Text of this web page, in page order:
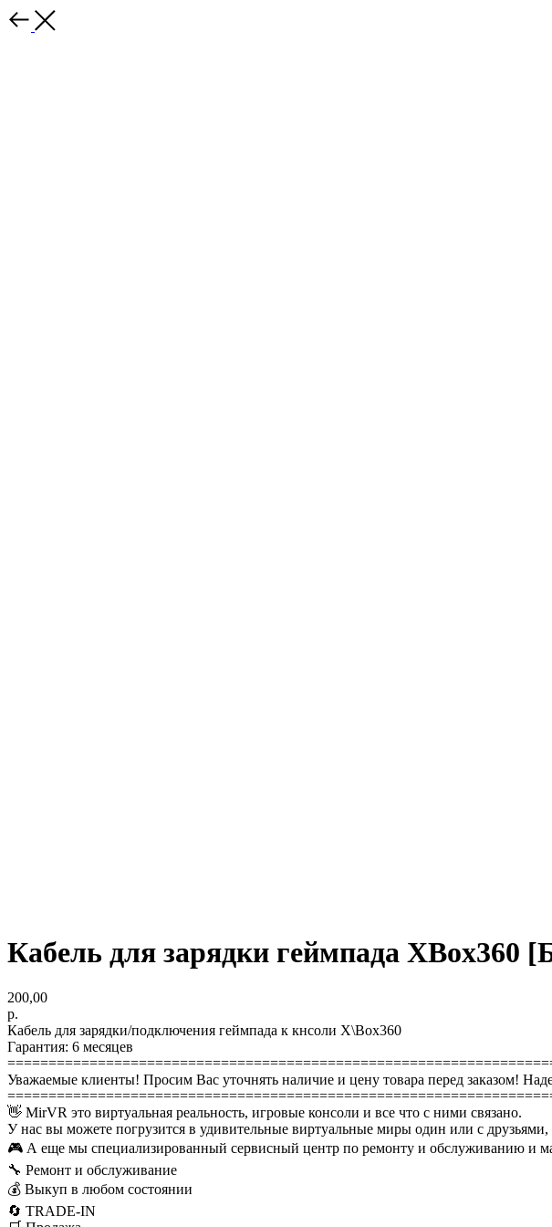
Кабель для зарядки геймпада XBox360
200,00
р.
Кабель для зарядки/подключения геймпада к кнcоли X\Box360
Гарантия: 6 месяцев
Уважаемые клиенты! Просим Вас уточнять наличие и цену товара перед заказом!
👋 MirVR это виртуальная реальность, игровые консоли и все что с ними связано.
У нас вы можете погрузится в удивительные виртуальные миры один или с
🎮 А еще мы специализированный сервисный центр по ремонту и обслуживанию и
🔧 Ремонт и обслуживание
💰 Выкуп в любом состоянии
🔄 TRADE-IN